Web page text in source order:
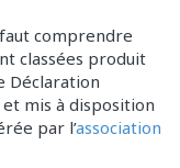
comprendre
classées produit
Déclaration
mis à disposition
par l’association